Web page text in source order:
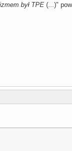
był TPE (...)"